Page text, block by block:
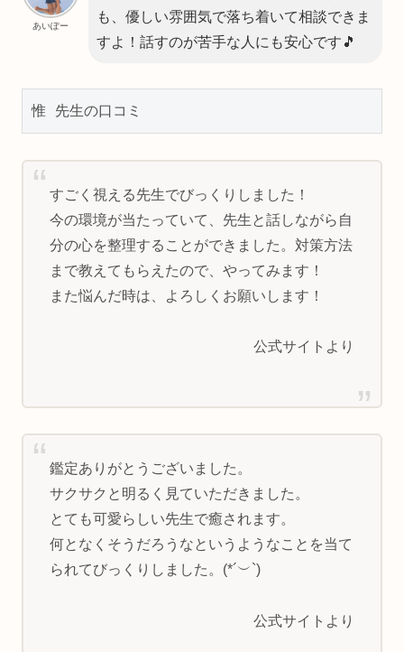
あいぽー
も、優しい雰囲気で落ち着いて相談できま
すよ！話すのが苦手な人にも安心です🎵
惟 先生の口コミ
すごく視える先生でびっくりしました！
今の環境が当たっていて、先生と話しながら自
分の心を整理することができました。対策方法
まで教えてもらえたので、やってみます！
また悩んだ時は、よろしくお願いします！
公式サイトより
鑑定ありがとうございました。
サクサクと明るく見ていただきました。
とても可愛らしい先生で癒されます。
何となくそうだろうなというようなことを当て
られてびっくりしました。(*´︶`)
公式サイトより